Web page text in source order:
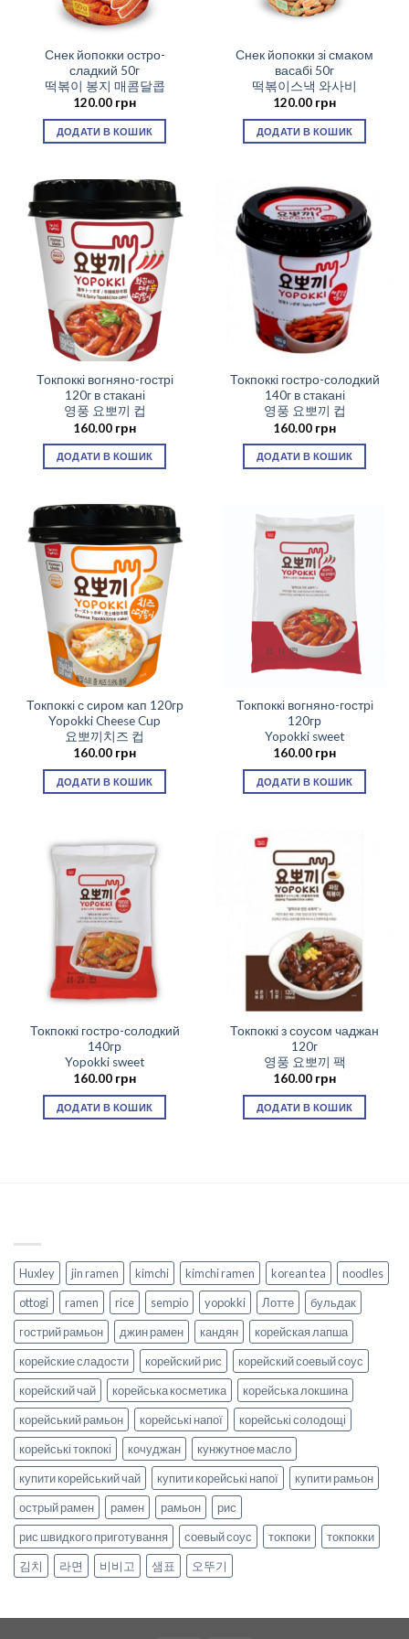
Снек йопокки остро-
сладкий 50г
떡볶이 봉지 매콤달콥
120.00 грн
ДОДАТИ В КОШИК
Снек йопокки зі смаком
васабі 50г
떡볶이스낵 와사비
120.00 грн
ДОДАТИ В КОШИК
Токпоккі вогняно-гострі
120г в стакані
영풍 요뽀끼 컵
160.00 грн
ДОДАТИ В КОШИК
Токпоккі гостро-солодкий
140г в стакані
영풍 요뽀끼 컵
160.00 грн
ДОДАТИ В КОШИК
Токпоккі с сиром кап 120гр
Yopokki Cheese Cup
요뽀끼치즈 컵
160.00 грн
ДОДАТИ В КОШИК
Токпоккі вогняно-гострі
120гр
Yopokki sweet
160.00 грн
ДОДАТИ В КОШИК
Токпоккі гостро-солодкий
140гр
Yopokki sweet
160.00 грн
ДОДАТИ В КОШИК
Токпоккі з соусом чаджан
120г
영풍 요뽀끼 팩
160.00 грн
ДОДАТИ В КОШИК
Huxley jin ramen kimchi kimchi ramen korean tea
noodles
ottogi
ramen rice sempio yopokki Лотте
бульдак
гострий рамьон
джин рамен кандян
корейская лапша
корейские сладости
корейский рис
корейский соевый соус
корейский чай
корейська косметика
корейська локшина
корейський рамьон
корейські напої
корейські солодощі
корейські токпокі
кочуджан
кунжутное масло
купити корейський чай
купити корейські напої
купити рамьон
острый рамен
рамен рамьон
рис
рис швидкого приготування
соевый соус токпоки
токпокки
김치
라면 비비고 샘표 오뚜기